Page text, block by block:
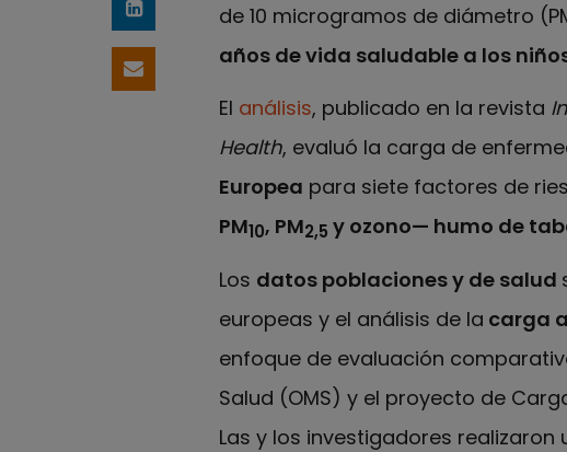
Compartir en LinkedIn
Compartir por email
de 10 microgramos de diámetro
años de vida saludable a los
El análisis, publicado en la revista
Health, evaluó la carga de
Europea para siete factores de
PM10, PM2,5 y ozono— humo de
Los datos poblaciones y de salud
europeas y el análisis de la carga
enfoque de evaluación
Salud (OMS) y el proyecto de
Las y los investigadores realizaron